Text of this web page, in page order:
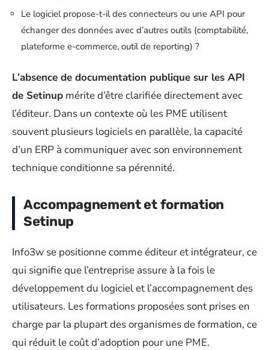
Le logiciel propose-t-il des connecteurs ou une API pour
échanger des données avec d’autres outils (comptabilité,
plateforme e-commerce, outil de reporting) ?
L’absence de documentation publique sur les API
de Setinup mérite d’être clarifiée directement avec
l’éditeur. Dans un contexte où les PME utilisent
souvent plusieurs logiciels en parallèle, la capacité
d’un ERP à communiquer avec son environnement
technique conditionne sa pérennité.
Accompagnement et formation
Setinup
Info3w se positionne comme éditeur et intégrateur, ce
qui signifie que l’entreprise assure à la fois le
développement du logiciel et l’accompagnement des
utilisateurs. Les formations proposées sont prises en
charge par la plupart des organismes de formation, ce
qui réduit le coût d’adoption pour une PME.